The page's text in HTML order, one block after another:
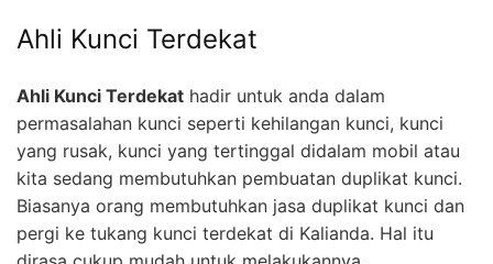
Ahli Kunci Terdekat
Ahli Kunci Terdekat hadir untuk anda dalam
permasalahan kunci seperti kehilangan kunci, kunci
yang rusak, kunci yang tertinggal didalam mobil atau
kita sedang membutuhkan pembuatan duplikat kunci.
Biasanya orang membutuhkan jasa duplikat kunci dan
pergi ke tukang kunci terdekat di Kalianda. Hal itu